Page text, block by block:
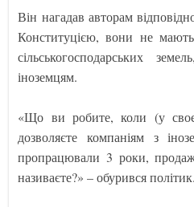
Він нагадав авторам
Конституцією, вони не
сільськогосподарських
іноземцям.
«Що ви робите, коли (у
дозволяєте компаніям з
пропрацювали 3 роки,
називаєте?» – обурився політик.